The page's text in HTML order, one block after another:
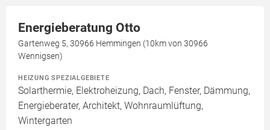
Energieberatung Otto
Gartenweg 5, 30966 Hemmingen (10km von 30966
Wennigsen)
HEIZUNG SPEZIALGEBIETE
Solarthermie, Elektroheizung, Dach, Fenster, Dämmung,
Energieberater, Architekt, Wohnraumlüftung,
Wintergarten